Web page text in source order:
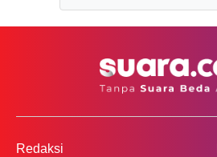
Redaksi